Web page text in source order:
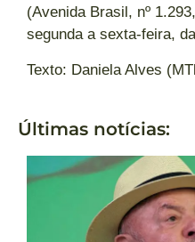
(Avenida Brasil, nº
segunda a sexta-feira,
Texto: Daniela Alves
Últimas notícias: